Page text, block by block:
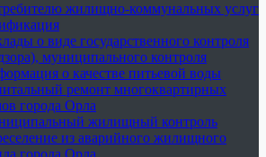
жилищно-коммунальных услуг
о виде государственного контроля
муниципального контроля
о качестве питьевой воды
ремонт многоквартирных
города Орла
жилищный контроль
из аварийного жилищного
города Орла